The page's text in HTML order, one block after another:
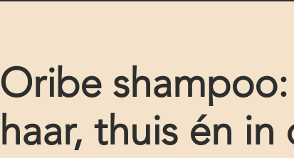
Oribe
haar, thuis én in